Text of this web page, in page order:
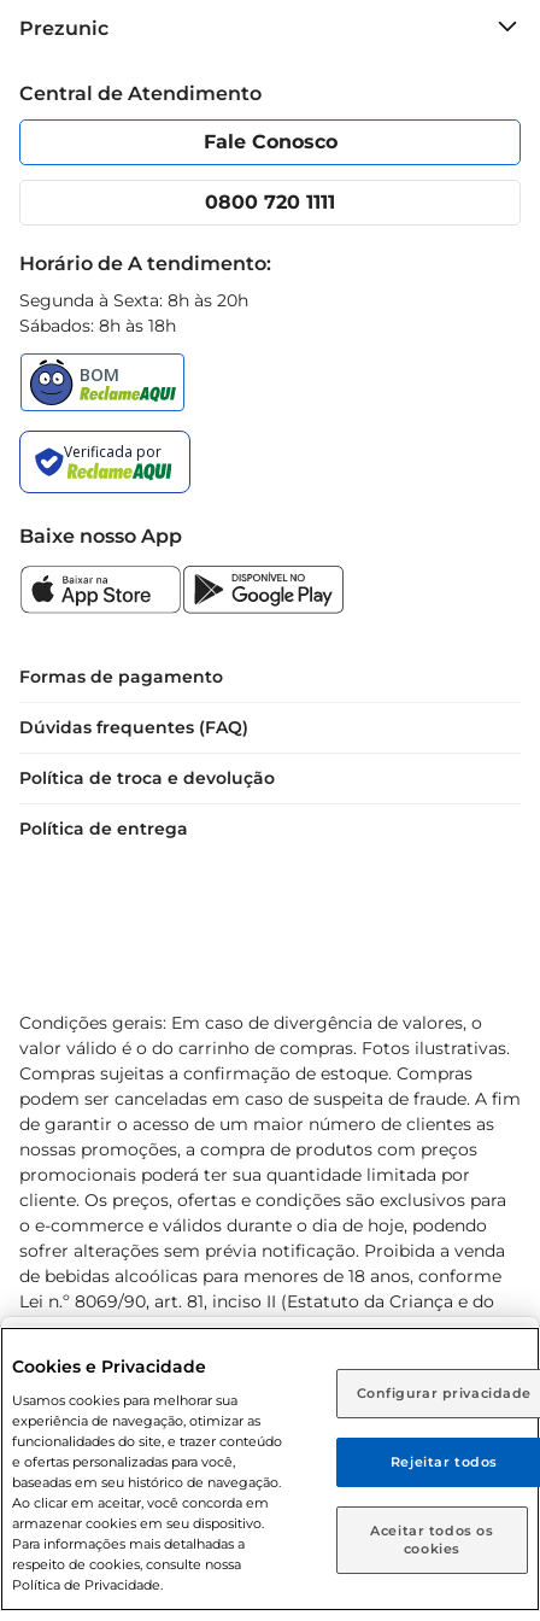
Rio de Janeiro (RJ) Goiás (GO)
Ou
Caso queira comprar online, informe como deseja receber
suas compras:
Entrega em casa Retire em Loja
Grupo Cencosud
Política de Privacidade
Portal do fornecedor
Cencosud Media
Prezunic
Código de Ética
App Prezunic
Central de Atendimento
Fale Conosco
0800 720 1111
Horário de A tendimento:
Segunda à Sexta: 8h às 20h
Sábados: 8h às 18h
Baixe nosso App
Formas de pagamento
Dúvidas frequentes (FAQ)
Política de troca e devolução
Política de entrega
Condições gerais: Em caso de divergência de valores, o
valor válido é o do carrinho de compras. Fotos ilustrativas.
Compras sujeitas a confirmação de estoque. Compras
podem ser canceladas em caso de suspeita de fraude. A fim
de garantir o acesso de um maior número de clientes as
nossas promoções, a compra de produtos com preços
promocionais poderá ter sua quantidade limitada por
cliente. Os preços, ofertas e condições são exclusivos para
o e-commerce e válidos durante o dia de hoje, podendo
sofrer alterações sem prévia notificação. Proibida a venda
de bebidas alcoólicas para menores de 18 anos, conforme
Lei n.º 8069/90, art. 81, inciso II (Estatuto da Criança e do
Adolescente). Preços e condições exclusivos para o
prévio. O valor mínimo para as compras on-line é de R$
80,00.
© 2026 Copyright. Todos os direitos
reservados Prezunic.
Cookies e Privacidade
Usamos cookies para melhorar sua
experiência de navegação, otimizar as
funcionalidades do site, e trazer conteúdo
e ofertas personalizadas para você,
baseadas em seu histórico de navegação.
Ao clicar em aceitar, você concorda em
armazenar cookies em seu dispositivo.
Para informações mais detalhadas a
respeito de cookies, consulte nossa
Política de Privacidade.
Configurar privacidade
Rejeitar todos
Aceitar todos os
cookies